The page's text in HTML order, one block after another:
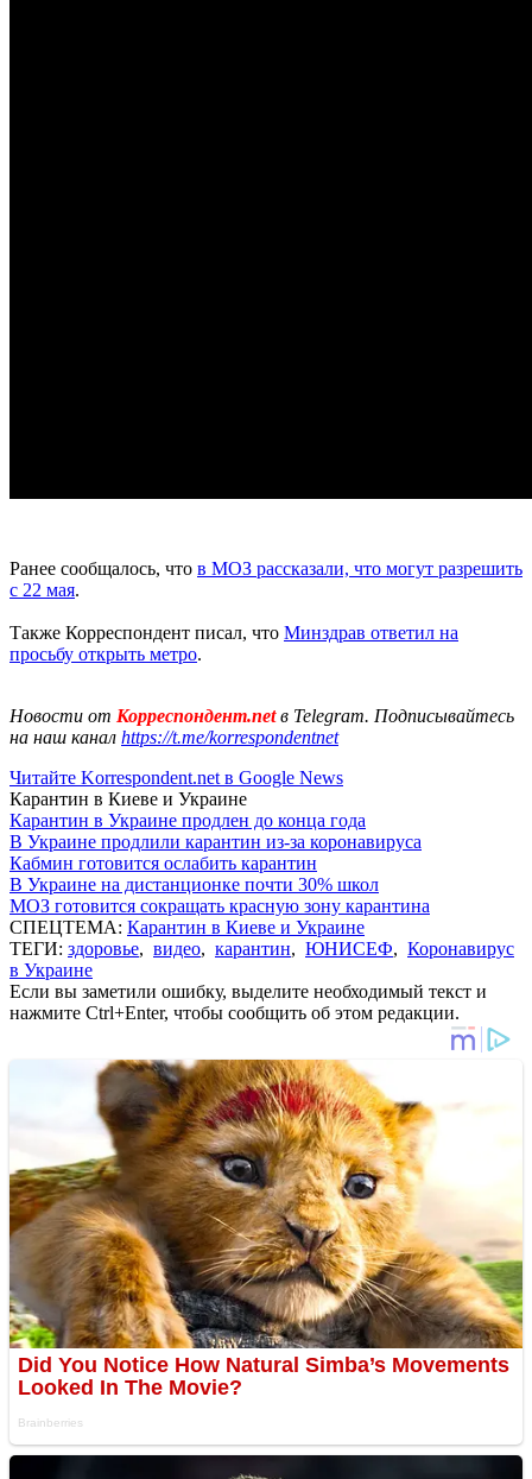
Ранее сообщалось, что в МОЗ рассказали, что могут разрешить
с 22 мая.
Также Корреспондент писал, что Минздрав ответил на
просьбу открыть метро.
Новости от Корреспондент.netв Telegram. Подписывайтесь
на наш канал https://t.me/korrespondentnet
Читайте Korrespondent.net в Google News
Карантин в Киеве и Украине
Карантин в Украине продлен до конца года
В Украине продлили карантин из-за коронавируса
Кабмин готовится ослабить карантин
В Украине на дистанционке почти 30% школ
МОЗ готовится сокращать красную зону карантина
СПЕЦТЕМА: Карантин в Киеве и Украине
ТЕГИ: здоровье, видео, карантин, ЮНИСЕФ, Коронавирус
в Украине
Если вы заметили ошибку, выделите необходимый текст и
нажмите Ctrl+Enter, чтобы сообщить об этом редакции.